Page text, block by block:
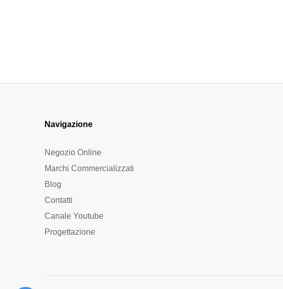
Navigazione
Negozio Online
Marchi Commercializzati
Blog
Contatti
Canale Youtube
Progettazione